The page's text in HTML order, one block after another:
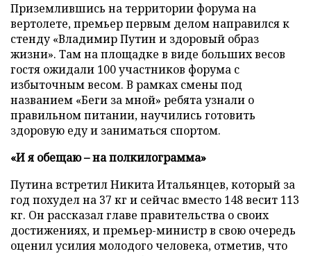
Приземлившись на территории форума на
вертолете, премьер первым делом направился к
стенду «Владимир Путин и здоровый образ
жизни». Там на площадке в виде больших весов
гостя ожидали 100 участников форума с
избыточным весом. В рамках смены под
названием «Беги за мной» ребята узнали о
правильном питании, научились готовить
здоровую еду и заниматься спортом.
«И я обещаю – на полкилограмма»
Путина встретил Никита Итальянцев, который за
год похудел на 37 кг и сейчас вместо 148 весит 113
кг. Он рассказал главе правительства о своих
достижениях, и премьер-министр в свою очередь
оценил усилия молодого человека, отметив, что